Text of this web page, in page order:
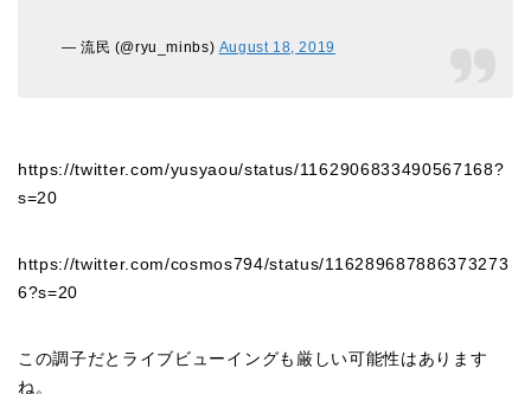
— 流民 (@ryu_minbs) August 18, 2019
https://twitter.com/yusyaou/status/1162906833490567168?
s=20
https://twitter.com/cosmos794/status/116289687886373273
6?s=20
この調子だとライブビューイングも厳しい可能性はあります
ね。